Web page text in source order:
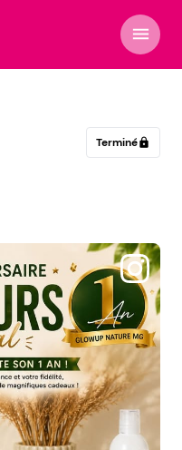
menu
Terminélock